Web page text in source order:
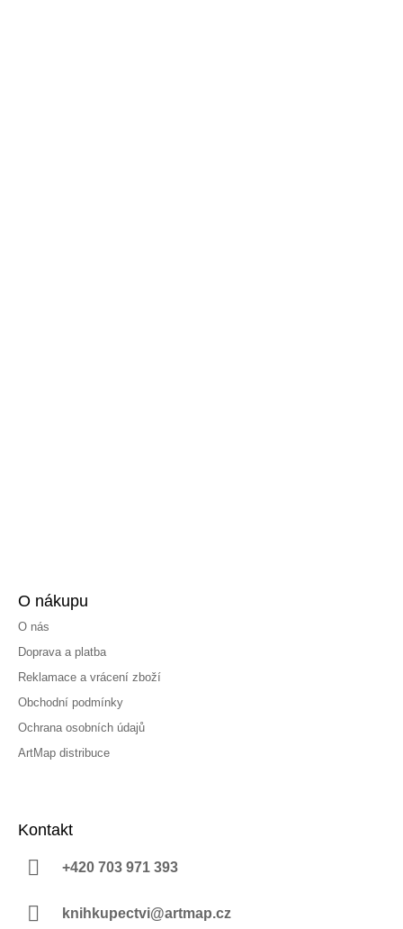
O nákupu
O nás
Doprava a platba
Reklamace a vrácení zboží
Obchodní podmínky
Ochrana osobních údajů
ArtMap distribuce
Kontakt
+420 703 971 393
knihkupectvi@artmap.cz